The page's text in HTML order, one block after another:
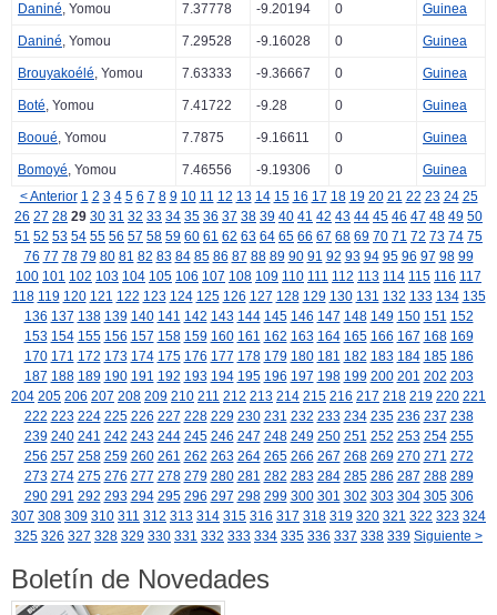
Daniné, Yomou 7.37778 -9.20194 0 Guinea
Daniné, Yomou 7.29528 -9.16028 0 Guinea
Brouyakoélé, Yomou 7.63333 -9.36667 0 Guinea
Boté, Yomou 7.41722 -9.28 0 Guinea
Booué, Yomou 7.7875 -9.16611 0 Guinea
Bomoyé, Yomou 7.46556 -9.19306 0
Guinea
< Anterior 1 2 3 4 5 6 7 8 9 10 11 12 13 14 15 16 17 18 19 20 21 22 23 24 25
26 27 28 29 30 31 32 33 34 35 36 37 38 39 40 41 42 43 44 45 46 47 48 49 50
51 52 53 54 55 56 57 58 59 60 61 62 63 64 65 66 67 68 69 70 71 72 73 74 75
76 77 78 79 80 81 82 83 84 85 86 87 88 89 90 91 92 93 94 95 96 97 98 99
100 101 102 103 104 105 106 107 108 109 110 111 112 113 114 115 116 117
118 119 120 121 122 123 124 125 126 127 128 129 130 131 132 133 134 135
136 137 138 139 140 141 142 143 144 145 146 147 148 149 150 151 152
153 154 155 156 157 158 159 160 161 162 163 164 165 166 167 168 169
170 171 172 173 174 175 176 177 178 179 180 181 182 183 184 185 186
187 188 189 190 191 192 193 194 195 196 197 198 199 200 201 202 203
204 205 206 207 208 209 210 211 212 213 214 215 216 217 218 219 220 221
222 223 224 225 226 227 228 229 230 231 232 233 234 235 236 237 238
239 240 241 242 243 244 245 246 247 248 249 250 251 252 253 254 255
256 257 258 259 260 261 262 263 264 265 266 267 268 269 270 271 272
273 274 275 276 277 278 279 280 281 282 283 284 285 286 287 288 289
290 291 292 293 294 295 296 297 298 299 300 301 302 303 304 305 306
307 308 309 310 311 312 313 314 315 316 317 318 319 320 321 322 323 324
325 326 327 328 329 330 331 332 333 334 335 336 337 338 339 Siguiente >
Boletín de Novedades